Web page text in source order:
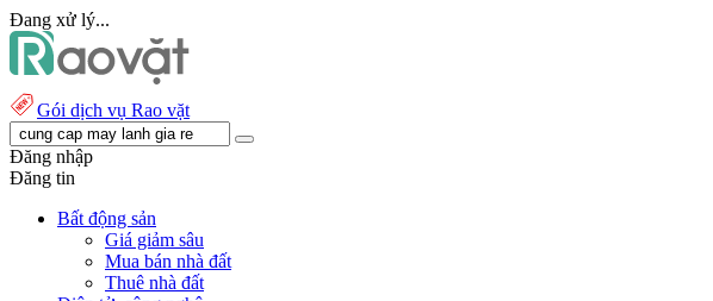
Đang xử lý...
Gói dịch vụ Rao vặt
Đăng nhập
Đăng tin
Bất động sản
Giá giảm sâu
Mua bán nhà đất
Thuê nhà đất